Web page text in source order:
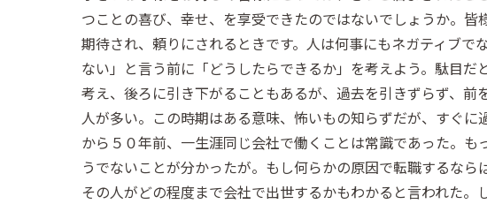
つことの喜び、幸せ、を享受できたのではないでしょうか。
期待され、頼りにされるときです。人は何事にもネガティブで
ない」と言う前に「どうしたらできるか」を考えよう。駄目だ
考え、後ろに引き下がることもあるが、過去を引きずらず、
人が多い。この時期はある意味、怖いもの知らずだが、すぐ
から５０年前、一生涯同じ会社で働くことは常識であった。
うでないことが分かったが。もし何らかの原因で転職するな
その人がどの程度まで会社で出世するかもわかると言われた